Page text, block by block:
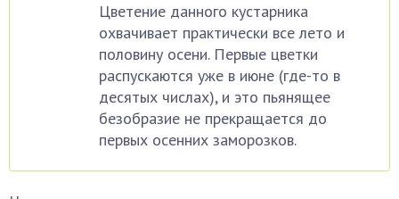
Цветение данного кустарника
охвачивает практически все лето и
половину осени. Первые цветки
распускаются уже в июне (где-то в
десятых числах), и это пьянящее
безобразие не прекращается до
первых осенних заморозков.